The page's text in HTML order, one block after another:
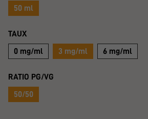
50 ml
TAUX
0 mg/ml 3 mg/ml 6 mg/ml
RATIO PG/VG
50/50